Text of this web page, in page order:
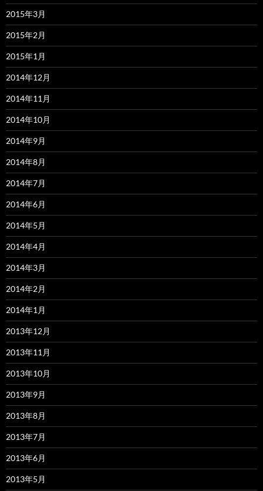
2015年3月
2015年2月
2015年1月
2014年12月
2014年11月
2014年10月
2014年9月
2014年8月
2014年7月
2014年6月
2014年5月
2014年4月
2014年3月
2014年2月
2014年1月
2013年12月
2013年11月
2013年10月
2013年9月
2013年8月
2013年7月
2013年6月
2013年5月